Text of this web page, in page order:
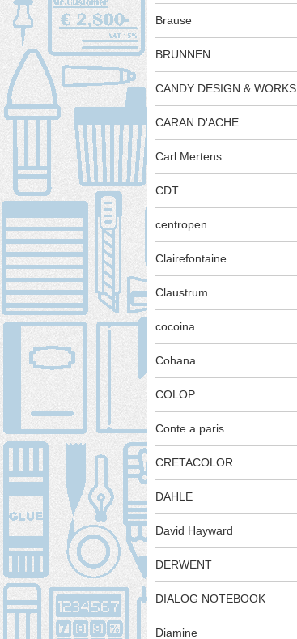
Brause
BRUNNEN
CANDY DESIGN & WORKS
CARAN D'ACHE
Carl Mertens
CDT
centropen
Clairefontaine
Claustrum
cocoina
Cohana
COLOP
Conte a paris
CRETACOLOR
DAHLE
David Hayward
DERWENT
DIALOG NOTEBOOK
Diamine